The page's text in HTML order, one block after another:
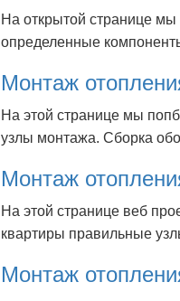
На открытой странице
определенные
Монтаж
На этой странице мы
узлы монтажа. Сборка
Монтаж
На этой странице веб
квартиры правильные
Монтаж